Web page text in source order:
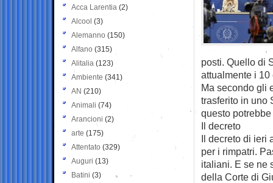
posti. Quello di
attualmente i
Ma secondo gli
trasferito in uno
questo
Il decreto
Il decreto di ieri
per i rimpatri.
italiani. E se ne
della Corte di
Acca Larentia (2)
Alcool (3)
Alemanno (150)
Alfano (315)
Alitalia (123)
Ambiente (341)
AN (210)
Animali (74)
Arancioni (2)
arte (175)
Attentato (329)
Auguri (13)
Batini (3)